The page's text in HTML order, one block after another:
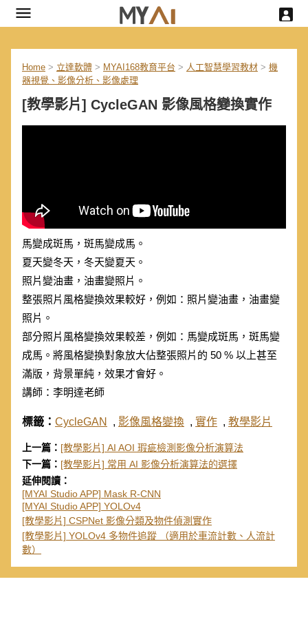
Home > 立達軟體 > MYAI168教育平台 > 人工智慧學習教材 > 機
器視覺、影像分析、影像處理
[教學影片] CycleGAN 影像風格變換實作
馬變成斑馬，斑馬變成馬。
夏天變冬天，冬天變夏天。
照片變油畫，油畫變照片。
整張照片風格變換效果較好，例如：照片變油畫，油畫變
照片。
部分照片風格變換效果較差，例如：馬變成斑馬，斑馬變
成馬。將風格變換對象放大佔整張照片的 50 % 以上甚至
滿版，背景單純，效果才會好。
講師：李明達老師
標籤： CycleGAN , 影像風格變換 , 實作 , 教學影片
上一篇： [教學影片] AI AOI 瑕疵檢測影像分析演算法
下一篇： [教學影片] 常用 AI 影像分析演算法的選擇
延伸閱讀：
[MYAI Studio APP] Mask R-CNN
[MYAI Studio APP] YOLOv4
[教學影片] CSPNet 影像分類及物件偵測實作
[教學影片] YOLOv4 多物件追蹤 （適用於車流計數、人流計
數）